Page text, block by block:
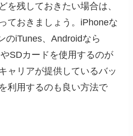
を残しておきたい場合は、
ておきましょう。iPhoneな
のiTunes、Androidなら
SDカードを使用するのが
ャリアが提供しているバッ
利用するのも良い方法で